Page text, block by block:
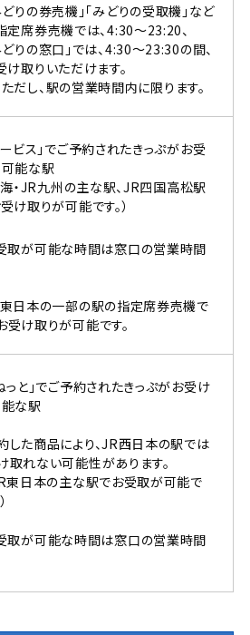
どりの券売機」「みどりの受取機」など
定席券売機では、4:30～23:20、
どりの窓口」では、4:30～23:30の間、
け取りいただけます。
ただし、駅の営業時間内に限ります。
ービス」でご予約されたきっぷがお受
能な駅
海・JR九州の主な駅、JR四国高松駅
け取りが可能です。）
取が可能な時間は窓口の営業時間
日本の一部の駅の指定席券売機で
受け取りが可能です。
っと」でご予約されたきっぷがお受け
な駅
した商品により、JR西日本の駅では
取れない可能性があります。
東日本の主な駅でお受取が可能で
取が可能な時間は窓口の営業時間